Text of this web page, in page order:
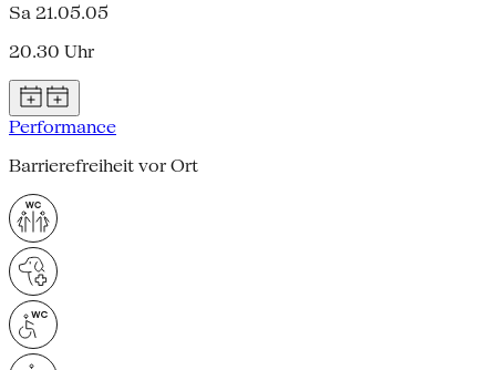
Sa 21.05.05
20.30 Uhr
Performance
Barrierefreiheit vor Ort